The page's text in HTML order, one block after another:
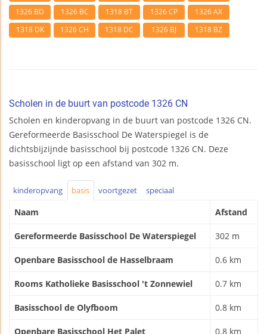
1326 BD
1326 BC 1318 BT 1326 CP
1326 AX
1318 DK
1326 CH 1318 DC 1326 BJ 1318 BZ
Scholen in de buurt van postcode 1326 CN
Scholen en kinderopvang in de buurt van postcode 1326 CN.
Gereformeerde Basisschool De Waterspiegel is de
dichtsbijzijnde basisschool bij postcode 1326 CN. Deze
basisschool ligt op een afstand van 302 m.
kinderopvang basis voortgezet speciaal
Naam Afstand
Gereformeerde Basisschool De Waterspiegel 302 m
Openbare Basisschool de Hasselbraam 0.6 km
Rooms Katholieke Basisschool 't Zonnewiel 0.7 km
Basisschool de Olyfboom 0.8 km
Openbare Basisschool Het Palet 0.8 km